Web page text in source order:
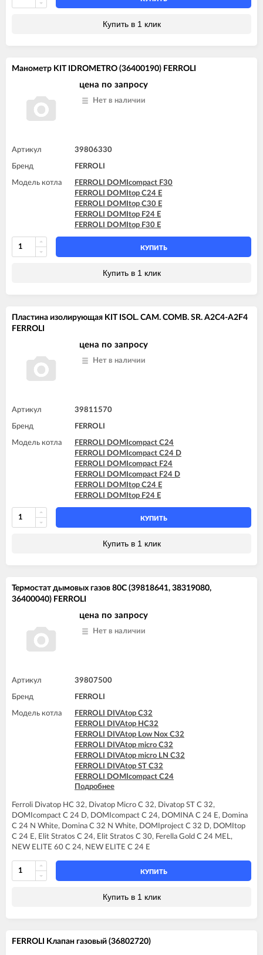
Купить в 1 клик
Манометр KIT IDROMETRO (36400190) FERROLI
цена по запросу
Нет в наличии
Артикул 39806330
Бренд FERROLI
Модель котла
FERROLI DOMIcompact F30
FERROLI DOMItop C24 E
FERROLI DOMItop C30 E
FERROLI DOMItop F24 E
FERROLI DOMItop F30 E
КУПИТЬ
Купить в 1 клик
Пластина изолирующая KIT ISOL. CAM. COMB. SR. A2C4-A2F4
FERROLI
цена по запросу
Нет в наличии
Артикул 39811570
Бренд FERROLI
Модель котла
FERROLI DOMIcompact C24
FERROLI DOMIcompact C24 D
FERROLI DOMIcompact F24
FERROLI DOMIcompact F24 D
FERROLI DOMItop C24 E
FERROLI DOMItop F24 E
КУПИТЬ
Купить в 1 клик
Термостат дымовых газов 80С (39818641, 38319080,
36400040) FERROLI
цена по запросу
Нет в наличии
Артикул 39807500
Бренд FERROLI
Модель котла
FERROLI DIVAtop C32
FERROLI DIVAtop HC32
FERROLI DIVAtop Low Nox C32
FERROLI DIVAtop micro C32
FERROLI DIVAtop micro LN C32
FERROLI DIVAtop ST C32
FERROLI DOMIcompact C24
FERROLI DOMIcompact C24 D
FERROLI DOMINA C32 N
FERROLI DOMIproject C32 D
FERROLI DOMItop C24 E
Подробнее
Ferroli Divatop HC 32, Divatop Micro C 32, Divatop ST C 32,
DOMIcompact C 24 D, DOMIcompact C 24, DOMINA C 24 E, Domina
C 24 N White, Domina C 32 N White, DOMIproject C 32 D, DOMItop
C 24 E, Elit Stratos C 24, Elit Stratos C 30, Ferella Gold C 24 MEL,
NEW ELITE 60 С 24, NEW ELITE C 24 E
КУПИТЬ
Купить в 1 клик
FERROLI Клапан газовый (36802720)